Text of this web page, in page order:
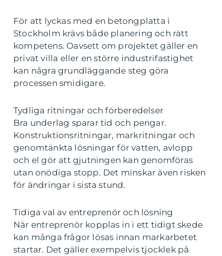
För att lyckas med en betongplatta i
Stockholm krävs både planering och rätt
kompetens. Oavsett om projektet gäller en
privat villa eller en större industrifastighet
kan några grundläggande steg göra
processen smidigare.
Tydliga ritningar och förberedelser
Bra underlag sparar tid och pengar.
Konstruktionsritningar, markritningar och
genomtänkta lösningar för vatten, avlopp
och el gör att gjutningen kan genomföras
utan onödiga stopp. Det minskar även risken
för ändringar i sista stund.
Tidiga val av entreprenör och lösning
När entreprenör kopplas in i ett tidigt skede
kan många frågor lösas innan markarbetet
startar. Det gäller exempelvis tjocklek på